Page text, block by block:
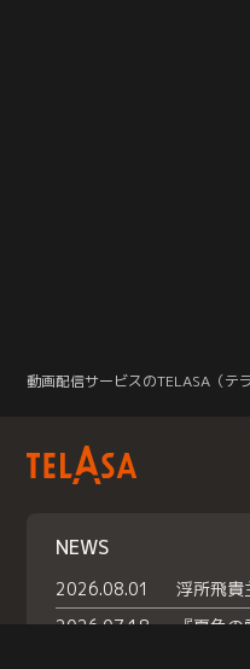
動画配信サービスのTELASA（テ
NEWS
2026.08.01
2026.07.18